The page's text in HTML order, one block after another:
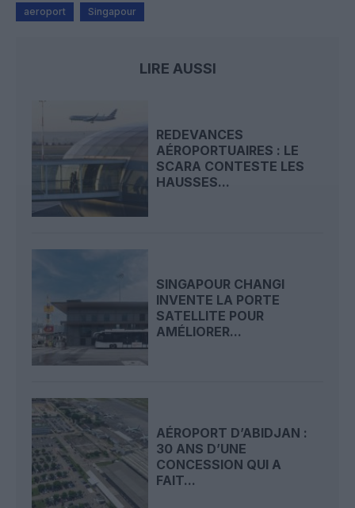
aeroport Singapour
LIRE AUSSI
REDEVANCES
AÉROPORTUAIRES : LE
SCARA CONTESTE LES
HAUSSES...
SINGAPOUR CHANGI
INVENTE LA PORTE
SATELLITE POUR
AMÉLIORER...
AÉROPORT D’ABIDJAN :
30 ANS D’UNE
CONCESSION QUI A
FAIT...